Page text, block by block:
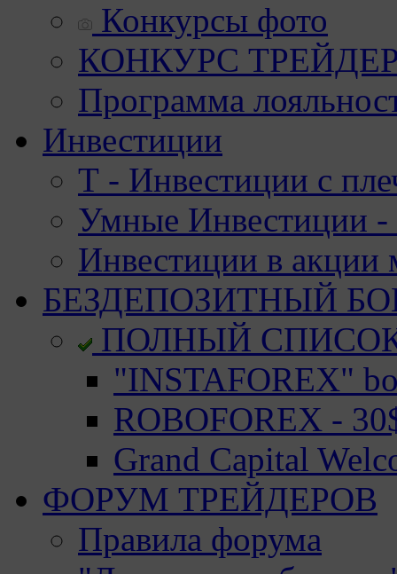
Конкурсы фото
КОНКУРС
Программа
Инвестиции
Т - Инвестиции с
Умные Инвестиции -
Инвестиции в акции
БЕЗДЕПОЗИТНЫЙ
ПОЛНЫЙ
"INSTAFOREX"
ROBOFOREX -
Grand Capital
ФОРУМ ТРЕЙДЕРОВ
Правила форума